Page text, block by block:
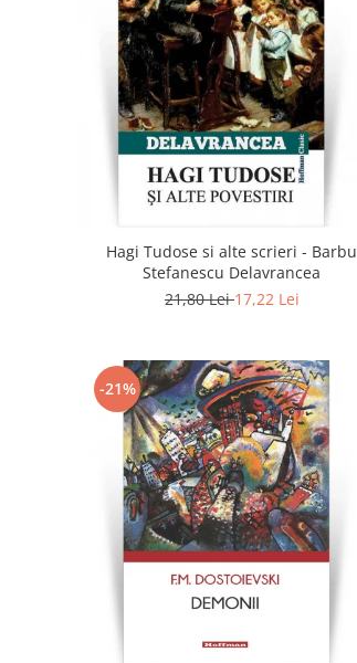
Hagi Tudose si alte scrieri - Barbu
Stefanescu Delavrancea
21,80 Lei17,22 Lei
-21%